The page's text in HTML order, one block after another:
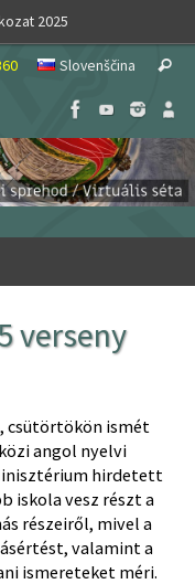
2025
Slovenščina Search
verseny
csütörtökön ismét
angol nyelvi
hirdetett
iskola vesz részt a
részeiről, mivel a
valamint a
ismereteket méri.